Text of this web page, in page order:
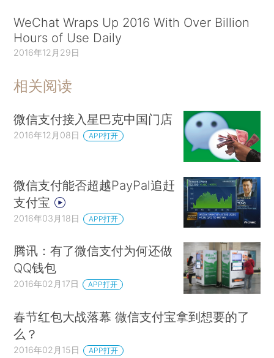
WeChat Wraps Up 2016 With Over Billion
Hours of Use Daily
2016年12月29日
相关阅读
微信支付接入星巴克中国门店
2016年12月08日 APP打开
微信支付能否超越PayPal追赶
支付宝
2016年03月18日 APP打开
腾讯：有了微信支付为何还做
QQ钱包
2016年02月17日 APP打开
春节红包大战落幕 微信支付宝拿到想要的了
么？
2016年02月15日 APP打开